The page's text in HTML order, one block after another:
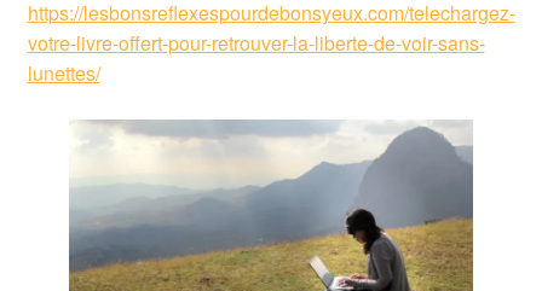
https://lesbonsreflexespourdebonsyeux.com/telechargez-
votre-livre-offert-pour-retrouver-la-liberte-de-voir-sans-
lunettes/